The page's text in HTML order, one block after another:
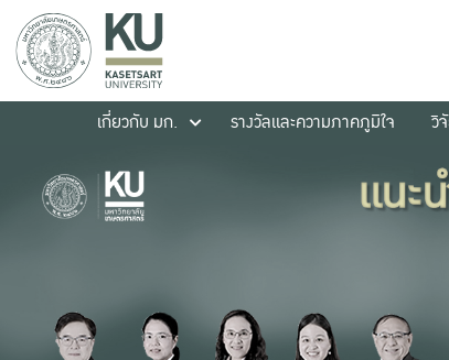
เกี่ยวกับ มก.
รางวัลและความภาคภูมิใจ วิ